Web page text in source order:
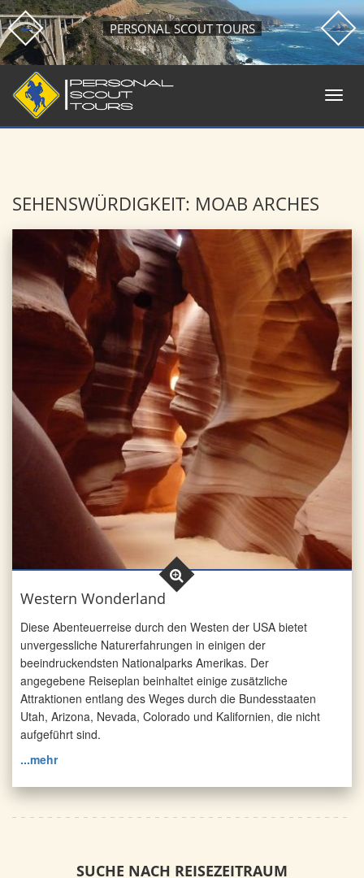
PERSONAL SCOUT TOURS
SEHENSWÜRDIGKEIT: MOAB ARCHES
Western Wonderland
Diese Abenteuerreise durch den Westen der USA bietet
unvergessliche Naturerfahrungen in einigen der
beeindruckendsten Nationalparks Amerikas. Der
angegebene Reiseplan beinhaltet einige zusätzliche
Attraktionen entlang des Weges durch die Bundesstaaten
Utah, Arizona, Nevada, Colorado und Kalifornien, die nicht
aufgeführt sind.
...mehr
SUCHE NACH REISEZEITRAUM